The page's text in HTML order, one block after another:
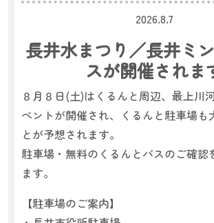
2026.8.7
長井水まつり／長井ミ
スが開催されま
８月８日(土)はくるんと周辺、最上川
ベントが開催され、くるんと駐車場も
とが予想されます。
駐車場・無料のくるんとバスのご確認
ます。
【駐車場のご案内】